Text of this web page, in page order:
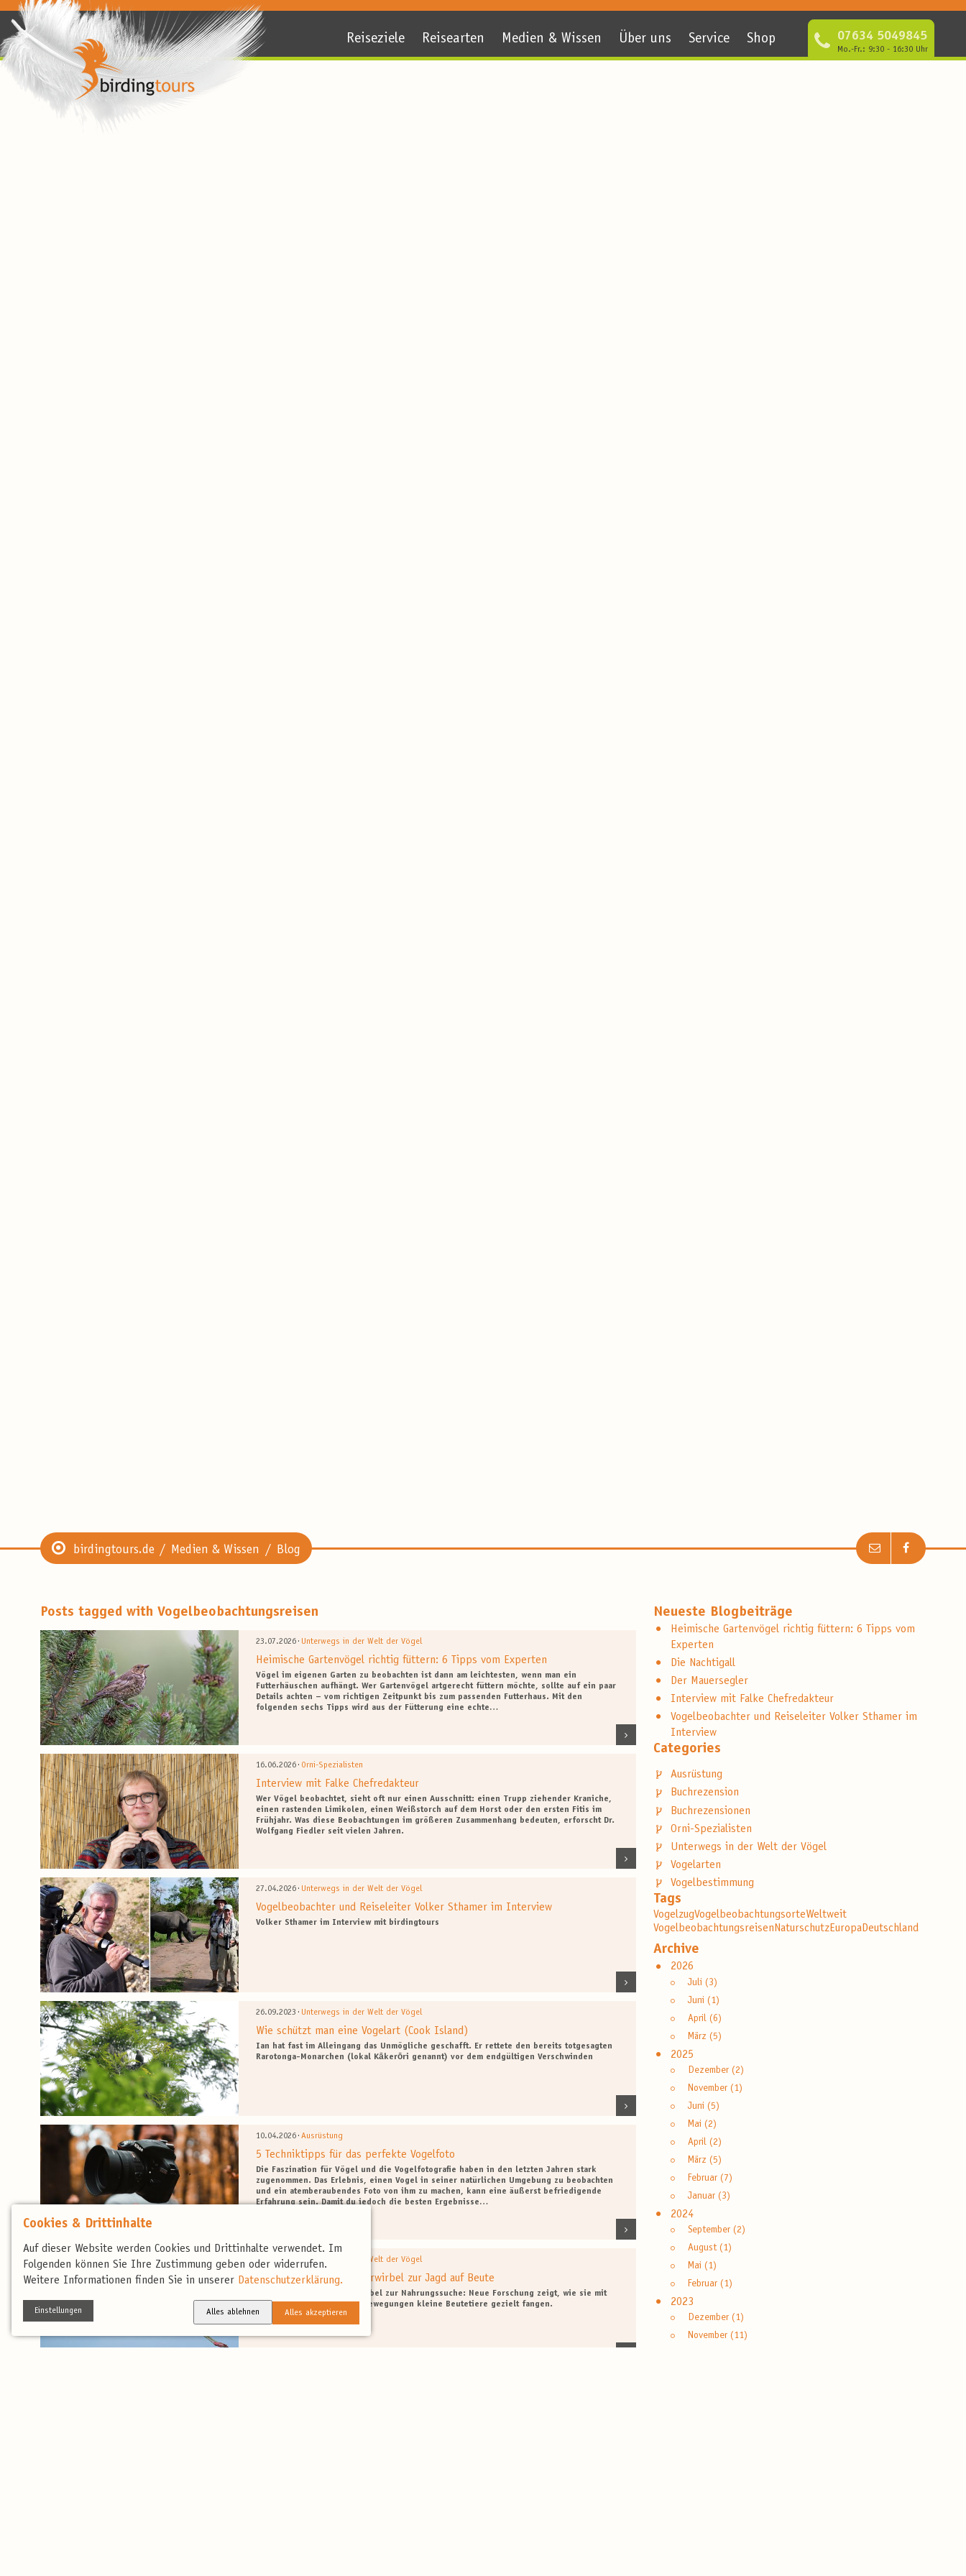
Cookies & Drittinhalte
Auf dieser Website werden Cookies und Drittinhalte verwendet. Im
Folgenden können Sie Ihre Zustimmung geben oder widerrufen.
Weitere Informationen finden Sie in unserer Datenschutzerklärung.
Einstellungen Alles ablehnen Alles akzeptieren
Reiseziele Reisearten Medien & Wissen Über uns Service Shop 07634 5049845
Mo.-Fr.: 9:30 - 16:30 Uhr
birdingtours.de Medien & Wissen Blog
Posts tagged with Vogelbeobachtungsreisen
23.07.2026 · Unterwegs in der Welt der Vögel
Heimische Gartenvögel richtig füttern: 6 Tipps vom Experten
Vögel im eigenen Garten zu beobachten ist dann am leichtesten, wenn man ein
Futterhäuschen aufhängt. Wer Gartenvögel artgerecht füttern möchte, sollte auf ein paar
Details achten – vom richtigen Zeitpunkt bis zum passenden Futterhaus. Mit den
folgenden sechs Tipps wird aus der Fütterung eine echte…
16.06.2026 · Orni-Spezialisten
Interview mit Falke Chefredakteur
Wer Vögel beobachtet, sieht oft nur einen Ausschnitt: einen Trupp ziehender Kraniche,
einen rastenden Limikolen, einen Weißstorch auf dem Horst oder den ersten Fitis im
Frühjahr. Was diese Beobachtungen im größeren Zusammenhang bedeuten, erforscht Dr.
Wolfgang Fiedler seit vielen Jahren.
27.04.2026 · Unterwegs in der Welt der Vögel
Vogelbeobachter und Reiseleiter Volker Sthamer im Interview
Volker Sthamer im Interview mit birdingtours
26.09.2023 · Unterwegs in der Welt der Vögel
Wie schützt man eine Vogelart (Cook Island)
Ian hat fast im Alleingang das Unmögliche geschafft. Er rettete den bereits totgesagten
Rarotonga-Monarchen (lokal Kākerōri genannt) vor dem endgültigen Verschwinden
10.04.2026 ·Ausrüstung
5 Techniktipps für das perfekte Vogelfoto
Die Faszination für Vögel und die Vogelfotografie haben in den letzten Jahren stark
zugenommen. Das Erlebnis, einen Vogel in seiner natürlichen Umgebung zu beobachten
und ein atemberaubendes Foto von ihm zu machen, kann eine äußerst befriedigende
Erfahrung sein. Damit du jedoch die besten Ergebnisse…
31.03.2026 Unterwegs in der Welt der Vögel
Flamingos nutzen Wasserwirbel zur Jagd auf Beute
Flamingos nutzen Wasserwirbel zur Nahrungssuche: Neue Forschung zeigt, wie sie mit
Schnabel, Füßen und Kopfbewegungen kleine Beutetiere gezielt fangen.
Neueste Blogbeiträge
Heimische Gartenvögel richtig füttern: 6 Tipps vom
Experten
Die Nachtigall
Der Mauersegler
Interview mit Falke Chefredakteur
Vogelbeobachter und Reiseleiter Volker Sthamer im
Interview
Categories
Ausrüstung
Buchrezension
Buchrezensionen
Orni-Spezialisten
Unterwegs in der Welt der Vögel
Vogelarten
Vogelbestimmung
Tags
VogelzugVogelbeobachtungsorteWeltweit
VogelbeobachtungsreisenNaturschutzEuropaDeutschland
Archive
2026
Juli (3)
Juni (1)
April (6)
März (5)
2025
Dezember (2)
November (1)
Juni (5)
Mai (2)
April (2)
März (5)
Februar (7)
Januar (3)
2024
September (2)
August (1)
Mai (1)
Februar (1)
2023
Dezember (1)
November (11)